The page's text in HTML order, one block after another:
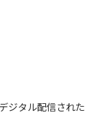
ジタル配信された